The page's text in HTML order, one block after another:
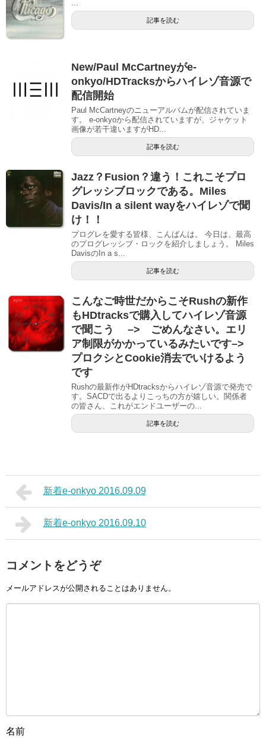
記事を読む
New/Paul McCartneyがe-
onkyo/HDTracksからハイレゾ音源で
配信開始
Paul McCartneyのニューアルバムが配信されていま
す。 e-onkyoから配信されていますが、ジャケット
画像が若干違いますがHD...
記事を読む
Jazz？Fusion？違う！これこそプロ
グレッシブロックである。Miles
Davis/In a silent wayをハイレゾで聞
け！！
プログレを愛する皆様、こんばんは。 今日は、最高
のプログレッシブ・ロックを紹介しましょう。 Miles
DavisのIn a s...
記事を読む
こんなご時世だからこそRushの新作
もHDtracksで購入してハイレゾ音源
で聞こう –> ごめんなさい。エリ
ア制限がかかっているみたいです–>
プロクシとCookie消去でいけるよう
です
Rushの最新作がHDtracksからハイレゾ音源で発売で
す。SACDで出るよりこっちの方が嬉しい。関係者
の皆さん、これがエンドユーザーの...
記事を読む
新着e-onkyo 2016.09.09
新着e-onkyo 2016.09.10
コメントをどうぞ
メールアドレスが公開されることはありません。
名前